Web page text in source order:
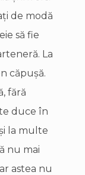
de modă
să fie
La
căpuşă.
fără
duce în
la multe
nu mai
astea nu